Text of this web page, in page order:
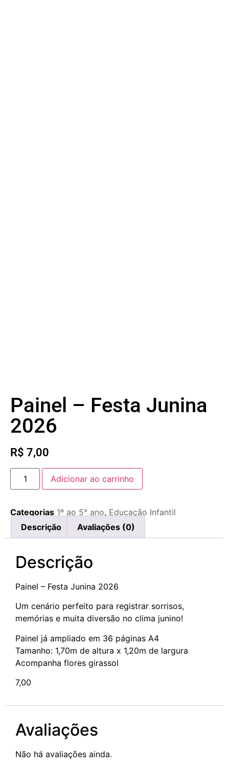
Painel – Festa Junina
2026
R$ 7,00
Adicionar ao carrinho
Categorias 1º ao 5° ano, Educação Infantil
Descrição
Avaliações (0)
Descrição
Painel – Festa Junina 2026
Um cenário perfeito para registrar sorrisos,
memórias e muita diversão no clima junino!
Painel já ampliado em 36 páginas A4
Tamanho: 1,70m de altura x 1,20m de largura
Acompanha flores girassol
7,00
Avaliações
Não há avaliações ainda.